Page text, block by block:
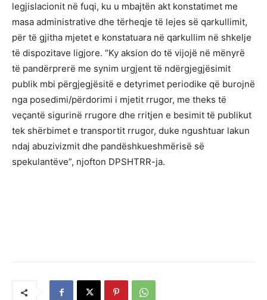
legjislacionit në fuqi, ku u mbajtën akt konstatimet me
masa administrative dhe tërheqje të lejes së qarkullimit,
për të gjitha mjetet e konstatuara në qarkullim në shkelje
të dispozitave ligjore. “Ky aksion do të vijojë në mënyrë
të pandërprerë me synim urgjent të ndërgjegjësimit
publik mbi përgjegjësitë e detyrimet periodike që burojnë
nga posedimi/përdorimi i mjetit rrugor, me theks të
veçantë sigurinë rrugore dhe rritjen e besimit të publikut
tek shërbimet e transportit rrugor, duke ngushtuar lakun
ndaj abuzivizmit dhe pandëshkueshmërisë së
spekulantëve”, njofton DPSHTRR-ja.